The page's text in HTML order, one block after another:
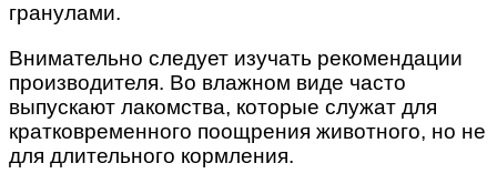
гранулами.
Внимательно следует изучать рекомендации
производителя. Во влажном виде часто
выпускают лакомства, которые служат для
кратковременного поощрения животного, но не
для длительного кормления.